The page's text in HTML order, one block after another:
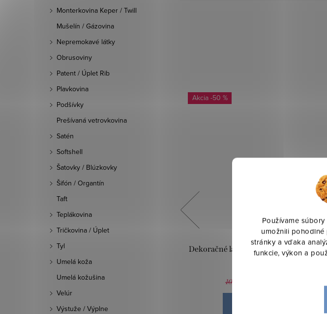
Používame
umožnili
stránky a vďaka
funkcie, výkon a
Monterkovina Keper / Twill
Mušelín / Gázovina
Nepremokavé látky
Obrusoviny
Patent / Úplet Rib
Plavkovina
Podšívky
Prešívaná vetrovkovina
Satén
Softshell
Šatovky / Blúzkovky
Šifón / Organtín
Taft
Teplákovina
Tričkovina / Úplet
Tyl
Umelá koža
Umelá kožušina
Velúr
Výstuže / Výplne
-40 %
Dekoračná tkanina - Hnedá
oriešková
9,90 €
DO KOŠÍKA
-50 %
Dekoračné látky - Bavlna Leo Príroda
ružová
10,20 €